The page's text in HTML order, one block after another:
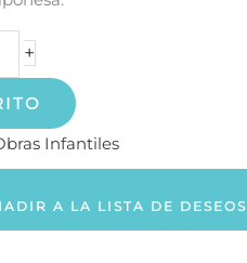
+
Infantiles
A LA LISTA DE DESEOS